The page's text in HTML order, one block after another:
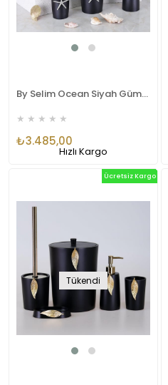
By Selim Ocean Siyah Gümüş 5 Parça Polyester Banyo Seti
★ ★ ★ ★ ★
₺3.485,00
Hızlı Kargo
Tükendi
Ücretsiz Kargo